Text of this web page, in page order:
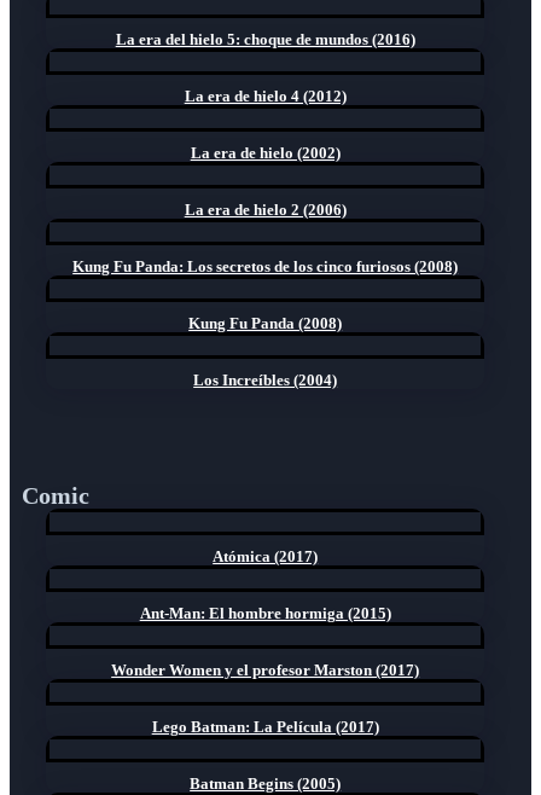
La era del hielo 5: choque de mundos (2016)
La era de hielo 4 (2012)
La era de hielo (2002)
La era de hielo 2 (2006)
Kung Fu Panda: Los secretos de los cinco furiosos (2008)
Kung Fu Panda (2008)
Los Increíbles (2004)
Comic
Atómica (2017)
Ant-Man: El hombre hormiga (2015)
Wonder Women y el profesor Marston (2017)
Lego Batman: La Película (2017)
Batman Begins (2005)